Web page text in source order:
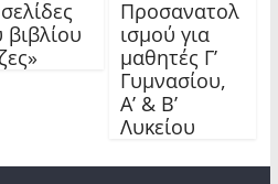
βιβλίου
Προσανατολ
ισμού για
μαθητές Γ’
Γυμνασίου,
Α’ & Β’
Λυκείου